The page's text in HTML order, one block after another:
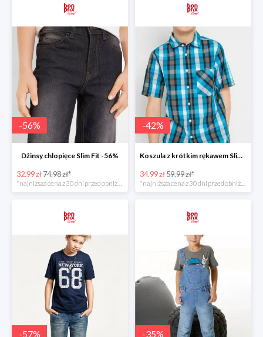
-56%
Dżinsy chlopięce Slim Fit -56%
32.99 zł74.98 zł*
*najniższa cena z 30 dni przed obniżką
-42%
Koszula z krótkim rękawem Slim Fit -41%
34.99 zł59.99 zł*
*najniższa cena z 30 dni przed obniżką
-57% -35%